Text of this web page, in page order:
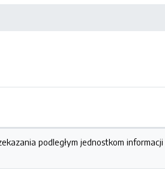
podległym jednostkom